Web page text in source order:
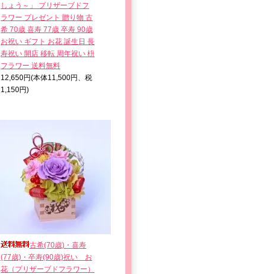
しょう～」 プリザーブドフ
ラワー プレゼント 贈り物 古
希 70歳 喜寿 77歳 卒寿 90歳
お祝い ギフト お花 誕生日 長
寿祝い 開店 移転 周年祝い 枡
フラワー 送料無料
12,650円(本体11,500円、税
1,150円)
古希(70歳)・喜寿
(77歳)・卒寿(90歳)祝い お
花（プリザーブドフラワー）